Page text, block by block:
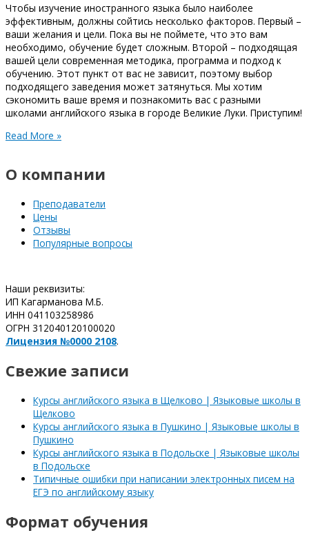
Чтобы изучение иностранного языка было наиболее
эффективным, должны сойтись несколько факторов. Первый –
ваши желания и цели. Пока вы не поймете, что это вам
необходимо, обучение будет сложным. Второй – подходящая
вашей цели современная методика, программа и подход к
обучению. Этот пункт от вас не зависит, поэтому выбор
подходящего заведения может затянуться. Мы хотим
сэкономить ваше время и познакомить вас с разными
школами английского языка в городе Великие Луки. Приступим!
Read More »
О компании
Преподаватели
Цены
Отзывы
Популярные вопросы
Наши реквизиты:
ИП Кагарманова М.Б.
ИНН 041103258986
ОГРН 312040120100020
Лицензия №0000 2108.
Свежие записи
Курсы английского языка в Щелково | Языковые школы в
Щелково
Курсы английского языка в Пушкино | Языковые школы в
Пушкино
Курсы английского языка в Подольске | Языковые школы
в Подольске
Типичные ошибки при написании электронных писем на
ЕГЭ по английскому языку
Формат обучения